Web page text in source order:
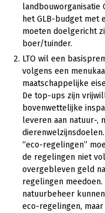
Dier
Biologische
Geitenhouderij
Kalverhouderij
Konijnenhouderij
Melkveehouderij
Paardenhouderij
Pluimveehouderij
Schapenhouderij
Varkenshouderij
Plant
Akkerbouw
Biologische
Bollenteelt
Bomen, vaste
Fruitteelt
Glastuinbouw
Paddenstoelen
Multifunctionele
Multifunctioneel
Vrouw en Bedrijf
Onderwerpen
Nieuws
Nieuwsabonnement
Webinars
Over LTO
LTO Nederland
landbouworganisatie
het GLB-budget met
moeten doelgericht
boer/tuinder.
LTO wil een
volgens een
maatschappelijke
De top-ups zijn
bovenwettelijke
leveren aan natuur-,
“eco-regelingen”
de regelingen niet
overgebleven geld
regelingen
natuurbeheer
eco-regelingen,